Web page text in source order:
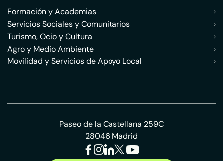
Formación y Academias
›
Servicios Sociales y Comunitarios
›
Turismo, Ocio y Cultura
›
Agro y Medio Ambiente
›
Movilidad y Servicios de Apoyo Local
›
Paseo de la Castellana 259C
28046 Madrid